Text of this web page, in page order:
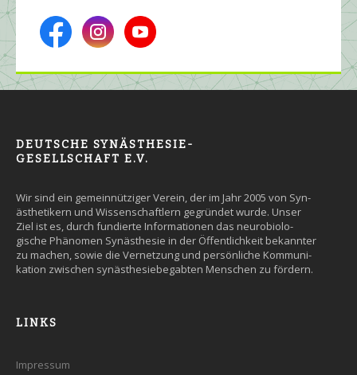
DEUTSCHE SYNÄSTHESIE-
GESELLSCHAFT E.V.
Wir sind ein gemein­nütziger Ver­ein, der im Jahr 2005 von Syn­
äs­the­tikern und Wissen­schaft­lern ge­grün­det wurde. Un­ser
Ziel ist es, durch fun­dier­te Infor­ma­tio­nen das neuro­bio­lo­
gische Phäno­men Syn­äs­the­sie in der Öffent­lich­keit be­kann­ter
zu machen, so­wie die Ver­net­zung und persön­liche Kommuni­
kation zwi­schen syn­äs­the­sie­be­gab­ten Men­schen zu fördern.
LINKS
Impressum